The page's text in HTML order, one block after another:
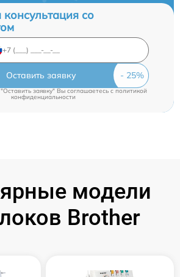
со
Оставить заявку
заявку" Вы соглашаетесь cполитикой
конфиденциальности
модели
Brother